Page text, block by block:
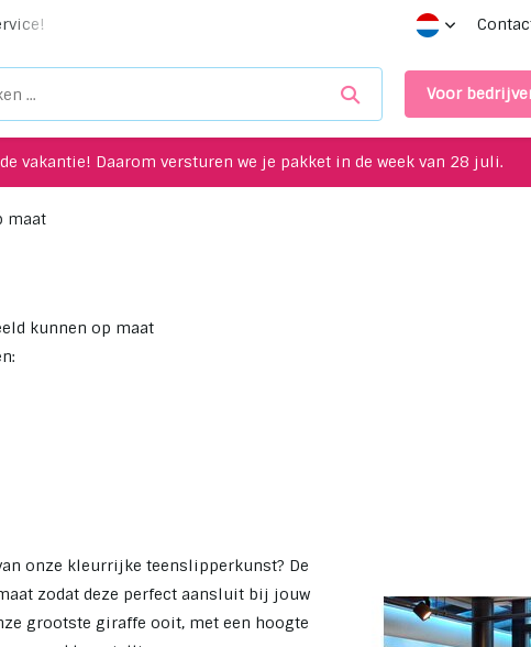
Maak een
Voor
vakantie! Daarom versturen we je pakket in de week van 28 juli.
maat
kunnen op maat
onze kleurrijke teenslipperkunst? De
zodat deze perfect aansluit bij jouw
grootste giraffe ooit, met een hoogte